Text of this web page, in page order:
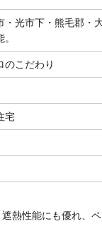
・光市下・熊毛郡・
のこだわり
宅
熱性能にも優れ、ペ